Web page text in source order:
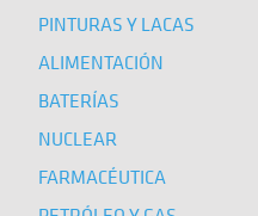
PINTURAS Y LACAS
ALIMENTACIÓN
BATERÍAS
NUCLEAR
FARMACÉUTICA